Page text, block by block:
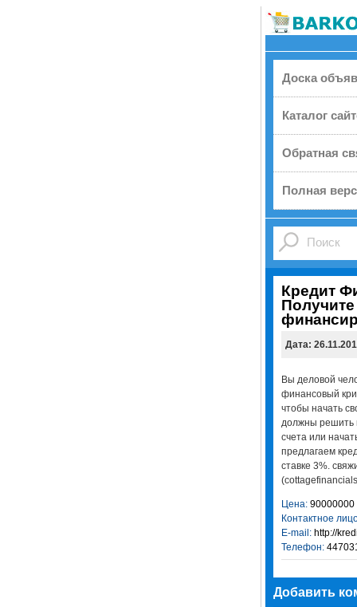
Доска
Каталог
Обратная
Полная
Кредит
Дата:
Вы деловой
финансовый
чтобы начать
должны решить
счета или
предлагаем
ставке 3%.
Цена:90000000
Контактное
E-mail:http://
Телефон:
Добавить